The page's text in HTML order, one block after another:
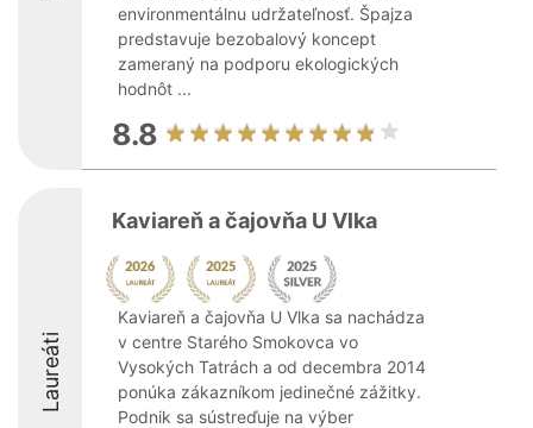
environmentálnu udržateľnosť. Špajza
predstavuje bezobalový koncept
zameraný na podporu ekologických
hodnôt ...
8.8
Laureáti
Kaviareň a čajovňa U Vlka
Kaviareň a čajovňa U Vlka sa nachádza
v centre Starého Smokovca vo
Vysokých Tatrách a od decembra 2014
ponúka zákazníkom jedinečné zážitky.
Podnik sa sústreďuje na výber